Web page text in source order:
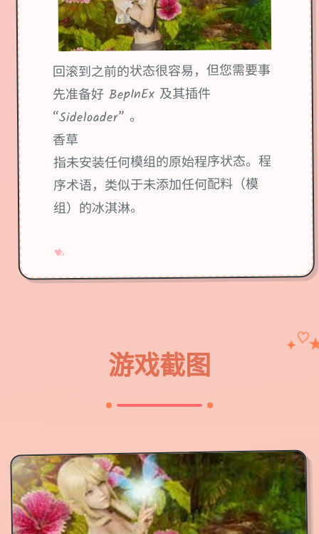
回滚到之前的状态很容易，但您需要事
先准备好 BepInEx 及其插件
“Sideloader” 。
香草
指未安装任何模组的原始程序状态。程
序术语，类似于未添加任何配料（模
组）的冰淇淋。
♥
✧
→
游戏截图
✦♡